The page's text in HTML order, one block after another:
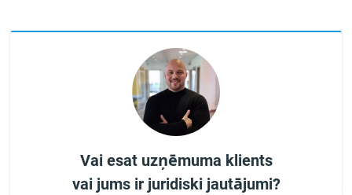
Vai esat uzņēmuma klients
vai jums ir juridiski jautājumi?